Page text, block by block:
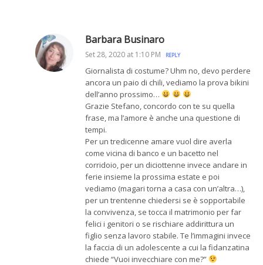
Barbara Businaro
Set 28, 2020 at 1:10 PM REPLY
Giornalista di costume? Uhm no, devo perdere
ancora un paio di chili, vediamo la prova bikini
dell’anno prossimo…
Grazie Stefano, concordo con te su quella
frase, ma l’amore è anche una questione di
tempi.
Per un tredicenne amare vuol dire averla
come vicina di banco e un bacetto nel
corridoio, per un diciottenne invece andare in
ferie insieme la prossima estate e poi
vediamo (magari torna a casa con un’altra…),
per un trentenne chiedersi se è sopportabile
la convivenza, se tocca il matrimonio per far
felici i genitori o se rischiare addirittura un
figlio senza lavoro stabile. Te l’immagini invece
la faccia di un adolescente a cui la fidanzatina
chiede “Vuoi invecchiare con me?”